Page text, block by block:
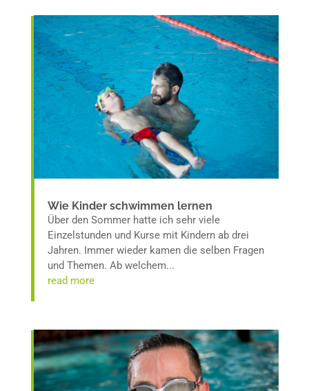
Wie Kinder schwimmen lernen
Über den Sommer hatte ich sehr viele
Einzelstunden und Kurse mit Kindern ab drei
Jahren. Immer wieder kamen die selben Fragen
und Themen. Ab welchem...
read more